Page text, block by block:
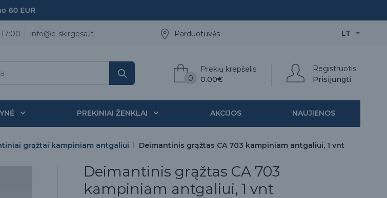
EUR
info@e-skirgesa.lt LT
Parduotuvės
Registruotis
Prisijungti
Prekių krepšelis
0.00€
0
PREKINIAI ŽENKLAI AKCIJOS NAUJIENOS
grąžtai kampiniam antgaliui Deimantinis grąžtas CA 703 kampiniam antgaliui, 1 vnt
Deimantinis grąžtas CA 703
kampiniam antgaliui, 1 vnt